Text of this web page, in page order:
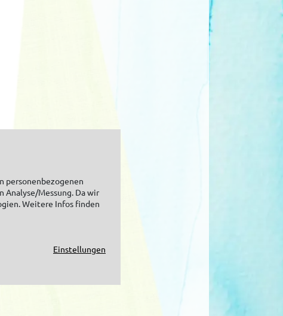
personenbezogenen
Messung. Da wir
Weitere Infos finden
Einstellungen